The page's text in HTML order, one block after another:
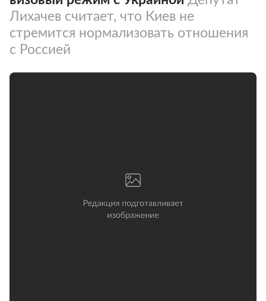
Лихачев считает, что Киев не
стремится нормализовать отношения
с Россией